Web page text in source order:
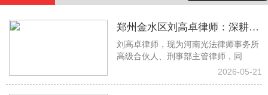
郑州金水区刘高卓律师：深耕刑
事辩护一线，以专业实力守护司
刘高卓律师，现为河南光法律师事务所
高级合伙人、刑事部主管律师，同
2026-05-21